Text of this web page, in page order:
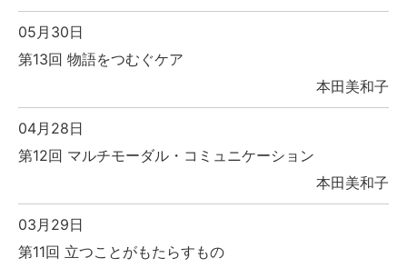
05月30日
第13回 物語をつむぐケア
本田美和子
04月28日
第12回 マルチモーダル・コミュニケーション
本田美和子
03月29日
第11回 立つことがもたらすもの